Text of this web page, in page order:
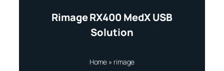
Rimage RX400 MedX USB
Solution
Home » rimage